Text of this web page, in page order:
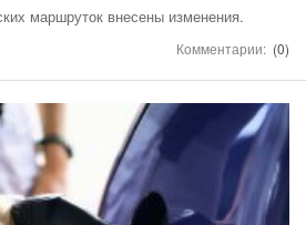
маршруток внесены изменения.
Комментарии: (0)